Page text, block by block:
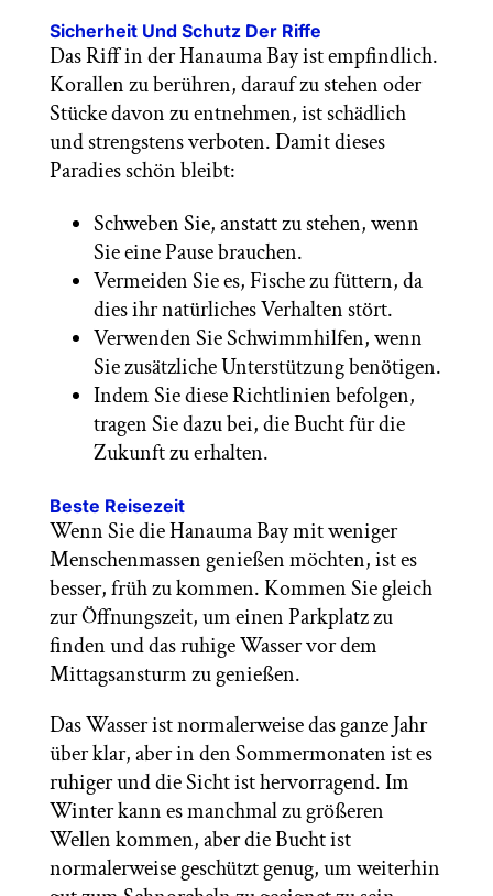
Sicherheit Und Schutz Der Riffe
Das Riff in der Hanauma Bay ist empfindlich.
Korallen zu berühren, darauf zu stehen oder
Stücke davon zu entnehmen, ist schädlich
und strengstens verboten. Damit dieses
Paradies schön bleibt:
Schweben Sie, anstatt zu stehen, wenn
Sie eine Pause brauchen.
Vermeiden Sie es, Fische zu füttern, da
dies ihr natürliches Verhalten stört.
Verwenden Sie Schwimmhilfen, wenn
Sie zusätzliche Unterstützung benötigen.
Indem Sie diese Richtlinien befolgen,
tragen Sie dazu bei, die Bucht für die
Zukunft zu erhalten.
Beste Reisezeit
Wenn Sie die Hanauma Bay mit weniger
Menschenmassen genießen möchten, ist es
besser, früh zu kommen. Kommen Sie gleich
zur Öffnungszeit, um einen Parkplatz zu
finden und das ruhige Wasser vor dem
Mittagsansturm zu genießen.
Das Wasser ist normalerweise das ganze Jahr
über klar, aber in den Sommermonaten ist es
ruhiger und die Sicht ist hervorragend. Im
Winter kann es manchmal zu größeren
Wellen kommen, aber die Bucht ist
normalerweise geschützt genug, um weiterhin